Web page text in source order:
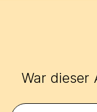
War dieser